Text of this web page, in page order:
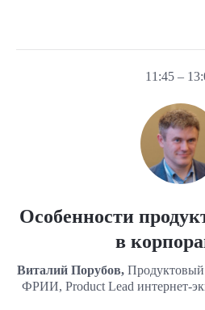
11:45 –
Особенности
в
Виталий Порубов, Продуктовый
ФРИИ, Product Lead интернет-